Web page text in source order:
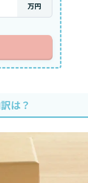
万円
は？